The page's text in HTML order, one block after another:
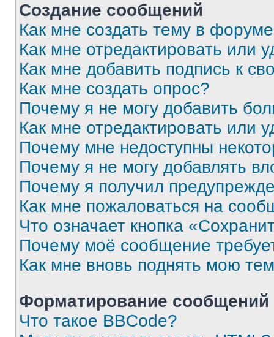
Создание сообщений
Как мне создать тему в
Как мне отредактировать или
Как мне добавить подпись к
Как мне создать опрос?
Почему я не могу добавить
Как мне отредактировать или
Почему мне недоступны
Почему я не могу добавлять
Почему я получил
Как мне пожаловаться на
Что означает кнопка
Почему моё сообщение
Как мне вновь поднять мою
Форматирование
Что такое BBCode?